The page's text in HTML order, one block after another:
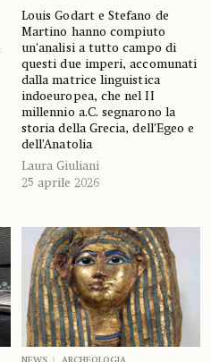
Louis Godart e Stefano de
Martino hanno compiuto
un’analisi a tutto campo di
questi due imperi, accomunati
dalla matrice linguistica
indoeuropea, che nel II
millennio a.C. segnarono la
storia della Grecia, dell’Egeo e
dell’Anatolia
Laura Giuliani
25 aprile 2026
NEWS ARCHEOLOGIA